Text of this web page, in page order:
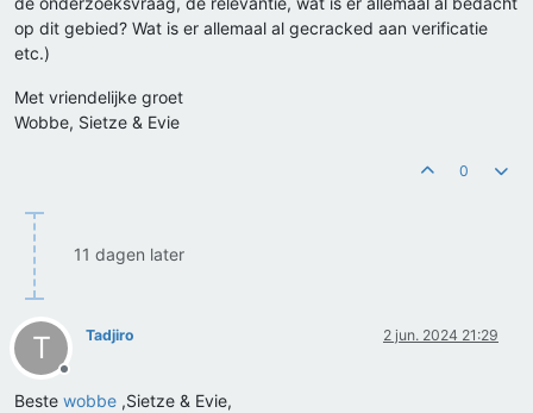
op dit gebied? Wat is er allemaal al gecracked aan verificatie
etc.)
Met vriendelijke groet
Wobbe, Sietze & Evie
0
11 dagen later
T
Offline
Tadjiro 2 jun. 2024 21:29
Beste wobbe ,Sietze & Evie,